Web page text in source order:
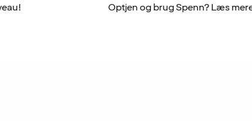
Optjen og brug Spenn? Læs